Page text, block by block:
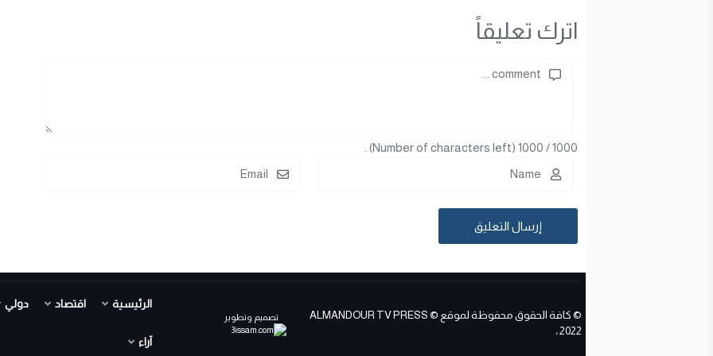
اترك تعليقاً
1000
/
1000
(Number of characters left) .
© كافة الحقوق محفوظة لموقع ALMANDOUR TV PRESS ©
2022 ،
تصميم وتطوير
الرئيسية اقتصاد دولي
آراء